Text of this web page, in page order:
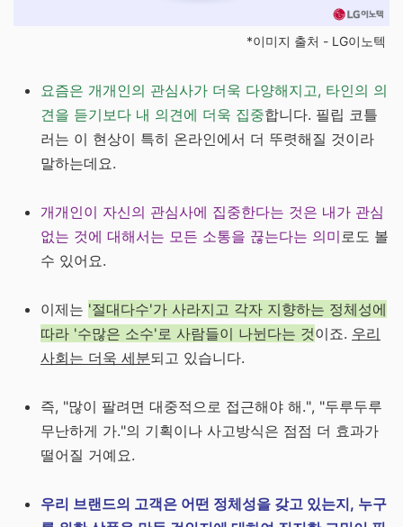
*이미지 출처 - LG이노텍
요즘은 개개인의 관심사가 더욱 다양해지고, 타인의 의
견을 듣기보다 내 의견에 더욱 집중합니다. 필립 코틀
러는 이 현상이 특히 온라인에서 더 뚜렷해질 것이라
말하는데요.
개개인이 자신의 관심사에 집중한다는 것은 내가 관심
없는 것에 대해서는 모든 소통을 끊는다는 의미로도 볼
수 있어요.
이제는 '절대다수'가 사라지고 각자 지향하는 정체성에
따라 '수많은 소수'로 사람들이 나뉜다는 것이죠. 우리
사회는 더욱 세분되고 있습니다.
즉, "많이 팔려면 대중적으로 접근해야 해.", "두루두루
무난하게 가."의 기획이나 사고방식은 점점 더 효과가
떨어질 거예요.
우리 브랜드의 고객은 어떤 정체성을 갖고 있는지, 누구